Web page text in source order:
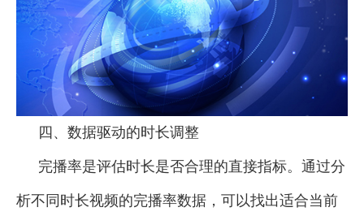
四、数据驱动的时长调整
完播率是评估时长是否合理的直接指标。通过分
析不同时长视频的完播率数据，可以找出适合当前